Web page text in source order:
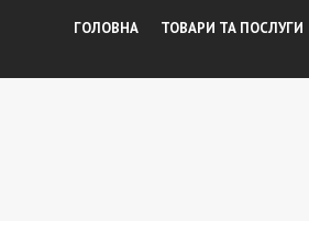
ГОЛОВНА ТОВАРИ ТА ПОСЛУГИ